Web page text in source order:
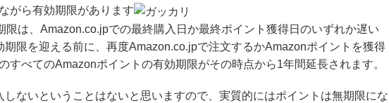
がら有効期限があります
限は、Amazon.co.jpでの最終購入日か最終ポイント獲得日のいずれか遅い
期限を迎える前に、再度Amazon.co.jpで注文するかAmazonポイントを獲得
すべてのAmazonポイントの有効期限がその時点から1年間延長されます。
ないということはないと思いますので、実質的にはポイントは無期限にな